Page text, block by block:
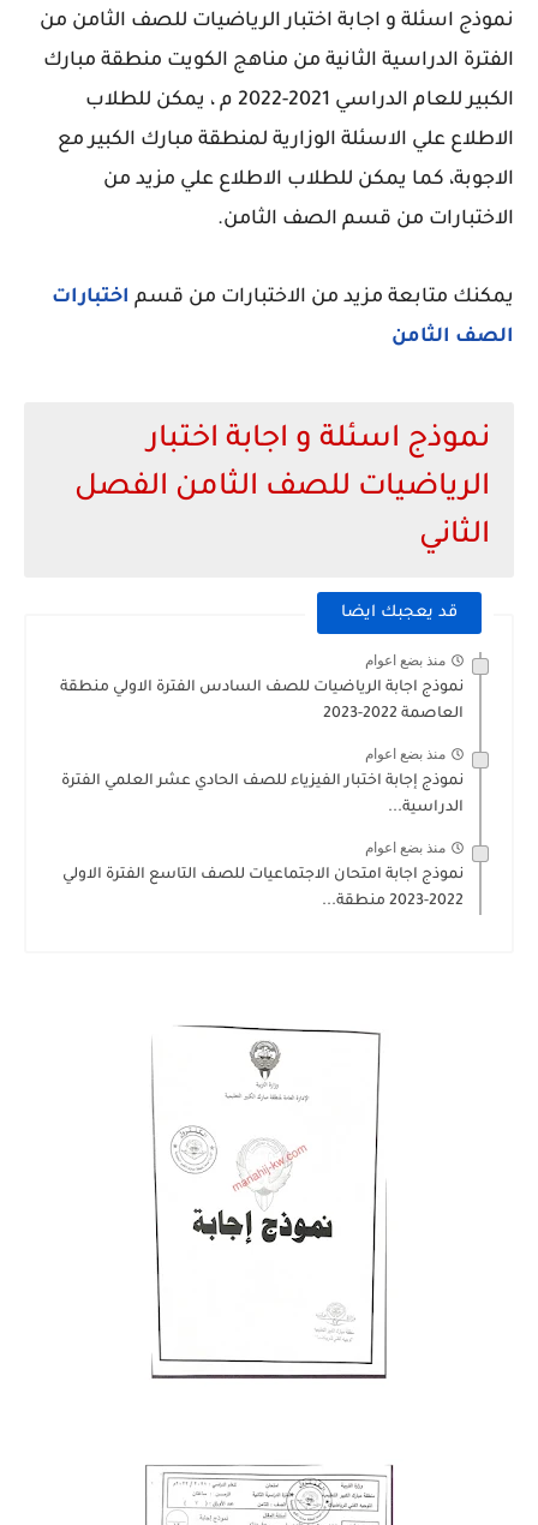
نموذج اسئلة و اجابة اختبار الرياضيات للصف الثامن من
الفترة الدراسية الثانية من مناهج الكويت منطقة مبارك
الكبير للعام الدراسي 2021-2022 م ، يمكن للطلاب
الاطلاع علي الاسئلة الوزارية لمنطقة مبارك الكبير مع
الاجوبة، كما يمكن للطلاب الاطلاع علي مزيد من
الاختبارات من قسم الصف الثامن.
يمكنك متابعة مزيد من الاختبارات من قسم اختبارات
الصف الثامن
نموذج اسئلة و اجابة اختبار
الرياضيات للصف الثامن الفصل
الثاني
قد يعجبك ايضا
منذ بضع اعوام
نموذج اجابة الرياضيات للصف السادس الفترة الاولي منطقة
العاصمة 2022-2023
منذ بضع اعوام
نموذج إجابة اختبار الفيزياء للصف الحادي عشر العلمي الفترة
الدراسية...
منذ بضع اعوام
نموذج اجابة امتحان الاجتماعيات للصف التاسع الفترة الاولي
2022-2023 منطقة...